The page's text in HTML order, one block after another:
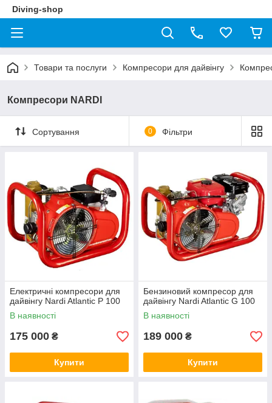
Diving-shop
Товари та послуги Компресори для дайвінгу
Компресори NARDI
Сортування 0 Фільтри
Електричні компресори для
дайвінгу Nardi Atlantic P 100
В наявності
175 000 ₴
Купити
Бензиновий компресор для
дайвінгу Nardi Atlantic G 100
В наявності
189 000 ₴
Купити